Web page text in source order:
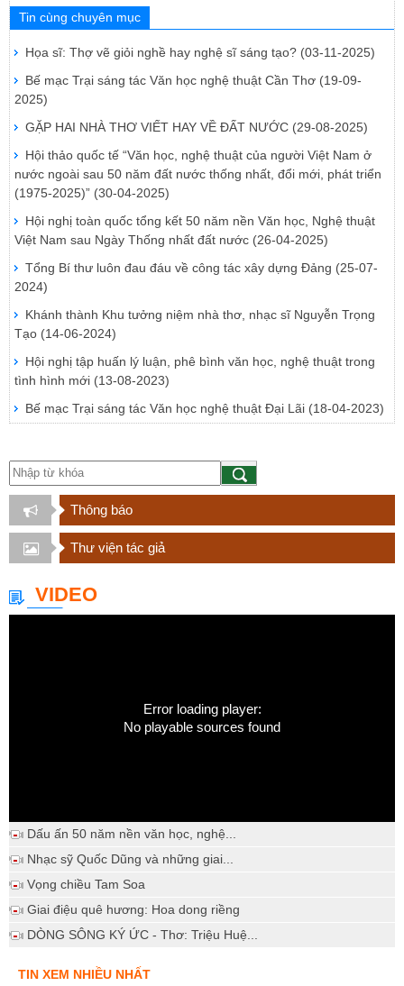
Tin cùng chuyên mục
Họa sĩ: Thợ vẽ giỏi nghề hay nghệ sĩ sáng tạo? (03-11-2025)
Bế mạc Trại sáng tác Văn học nghệ thuật Cần Thơ (19-09-
2025)
GẶP HAI NHÀ THƠ VIẾT HAY VỀ ĐẤT NƯỚC (29-08-2025)
Hội thảo quốc tế “Văn học, nghệ thuật của người Việt Nam ở
nước ngoài sau 50 năm đất nước thống nhất, đổi mới, phát triển
(1975-2025)” (30-04-2025)
Hội nghị toàn quốc tổng kết 50 năm nền Văn học, Nghệ thuật
Việt Nam sau Ngày Thống nhất đất nước (26-04-2025)
Tổng Bí thư luôn đau đáu về công tác xây dựng Đảng (25-07-
2024)
Khánh thành Khu tưởng niệm nhà thơ, nhạc sĩ Nguyễn Trọng
Tạo (14-06-2024)
Hội nghị tập huấn lý luận, phê bình văn học, nghệ thuật trong
tình hình mới (13-08-2023)
Bế mạc Trại sáng tác Văn học nghệ thuật Đại Lãi (18-04-2023)
Thông báo
Thư viện tác giả
VIDEO
Error loading player:
No playable sources found
Dấu ấn 50 năm nền văn học, nghệ...
Nhạc sỹ Quốc Dũng và những giai...
Vọng chiều Tam Soa
Giai điệu quê hương: Hoa dong riềng
DÒNG SÔNG KÝ ỨC - Thơ: Triệu Huệ...
TIN XEM NHIỀU NHẤT